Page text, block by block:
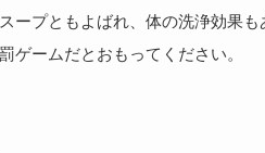
ープともよばれ、体の洗浄効果
ゲームだとおもってください。